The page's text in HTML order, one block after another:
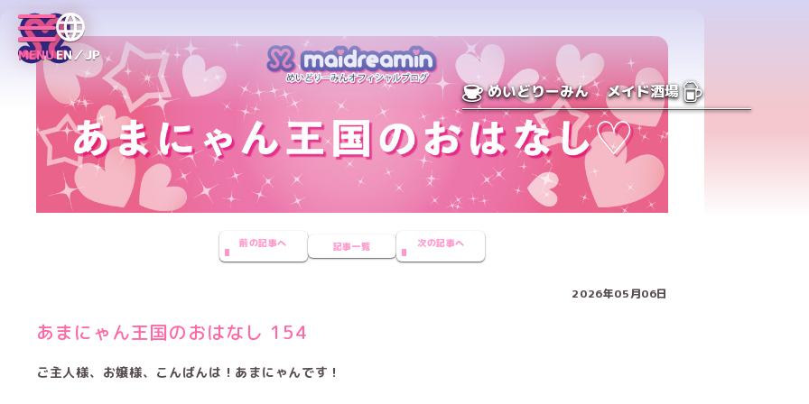
MENUEN／JP
めいどりーみん メイド酒場
前の記事へ 記事一覧 次の記事へ
2026年05月06日
あまにゃん王国のおはなし 154
ご主人様、お嬢様、こんばんは！あまにゃんです！